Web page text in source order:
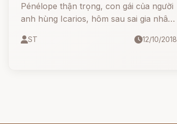
Pénélope thận trọng, con gái của người
anh hùng Icarios, hôm sau sai gia nhân
ST 12/10/2018